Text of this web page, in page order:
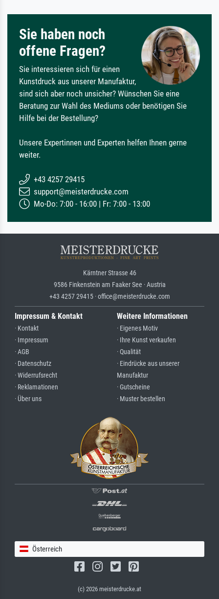
Sie haben noch
offene Fragen?
Sie interessieren sich für einen
Kunstdruck aus unserer Manufaktur,
sind sich aber noch unsicher? Wünschen Sie eine
Beratung zur Wahl des Mediums oder benötigen Sie
Hilfe bei der Bestellung?
Unsere Expertinnen und Experten helfen Ihnen gerne
weiter.
+43 4257 29415
support@meisterdrucke.com
Mo-Do: 7:00 - 16:00 | Fr: 7:00 - 13:00
Kärntner Strasse 46
9586 Finkenstein am Faaker See · Austria
+43 4257 29415 · office@meisterdrucke.com
Impressum & Kontakt
· Kontakt
· Impressum
· AGB
· Datenschutz
· Widerrufsrecht
· Reklamationen
· Über uns
Weitere Informationen
· Eigenes Motiv
· Ihre Kunst verkaufen
· Qualität
· Eindrücke aus unserer
Manufaktur
· Gutscheine
· Muster bestellen
Österreich
(c) 2026 meisterdrucke.at